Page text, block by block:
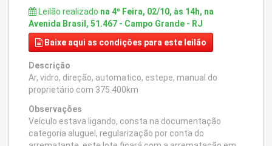
Leilão realizado na 4º Feira, 02/10, às 14h, na
Avenida Brasil, 51.467 - Campo Grande - RJ
Baixe aqui as condições para este leilão
Descrição
Ar, vidro, direção, automatico, estepe, manual do
proprietário com 375.400km
Observações
Veículo estava ligando, consta na documentação
categoria aluguel, regularização por conta do